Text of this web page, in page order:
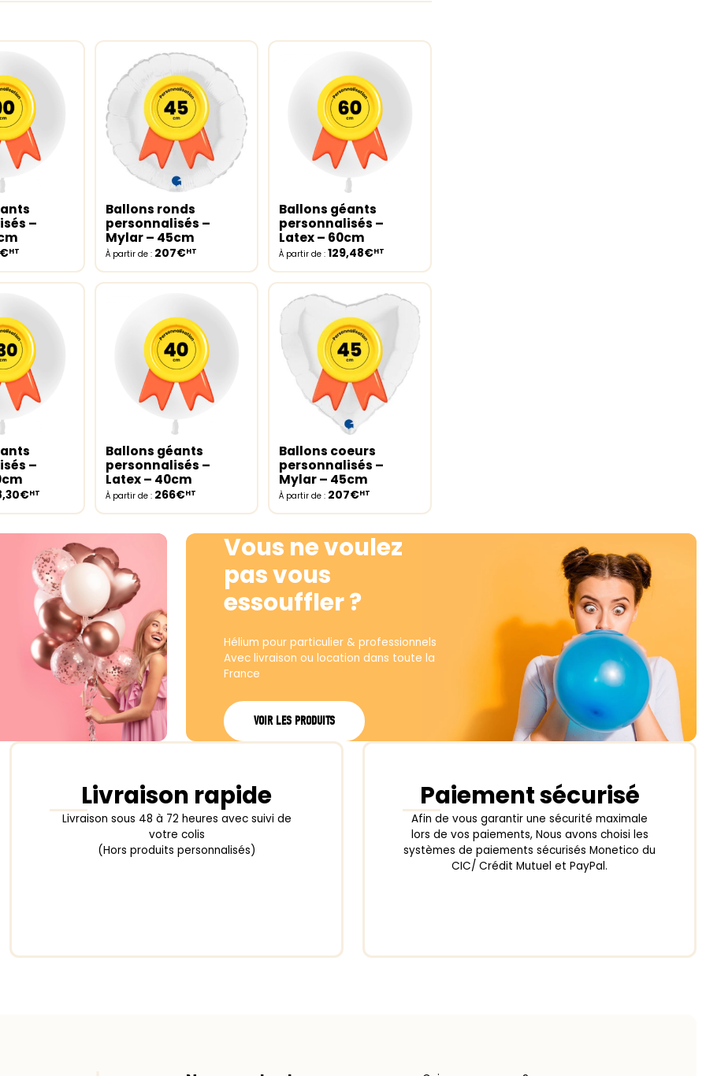
–
HT
Select options
Ballons ronds
personnalisés –
Mylar – 45cm
À partir de : 207€HT
Select options
Ballons géants
personnalisés –
Latex – 60cm
À partir de : 129,48€HT
–
HT
Select options
Ballons géants
personnalisés –
Latex – 40cm
À partir de : 266€HT
Select options
Ballons coeurs
personnalisés –
Mylar – 45cm
À partir de : 207€HT
Vous ne voulez
pas vous
essouffler ?
Hélium pour particulier & professionnels
Avec livraison ou location dans toute la
France
VOIR LES PRODUITS
Livraison rapide
Livraison sous 48 à 72 heures avec suivi de
votre colis
(Hors produits personnalisés)
Paiement sécurisé
Afin de vous garantir une sécurité maximale
lors de vos paiements, Nous avons choisi les
systèmes de paiements sécurisés Monetico du
CIC/ Crédit Mutuel et PayPal.